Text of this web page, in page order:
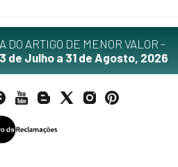
DO ARTIGO DE MENOR VALOR -
de Julho a 31 de Agosto, 2026